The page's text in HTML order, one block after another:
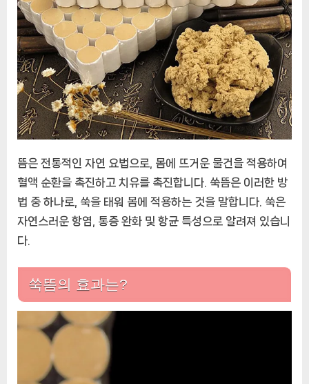
뜸은 전통적인 자연 요법으로, 몸에 뜨거운 물건을 적용하여
혈액 순환을 촉진하고 치유를 촉진합니다. 쑥뜸은 이러한 방
법 중 하나로, 쑥을 태워 몸에 적용하는 것을 말합니다. 쑥은
자연스러운 항염, 통증 완화 및 항균 특성으로 알려져 있습니
다.
쑥뜸의 효과는?